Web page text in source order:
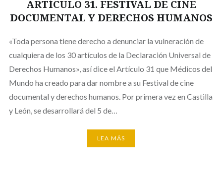
ARTÍCULO 31. FESTIVAL DE CINE
DOCUMENTAL Y DERECHOS HUMANOS
«Toda persona tiene derecho a denunciar la vulneración de
cualquiera de los 30 artículos de la Declaración Universal de
Derechos Humanos», así dice el Artículo 31 que Médicos del
Mundo ha creado para dar nombre a su Festival de cine
documental y derechos humanos. Por primera vez en Castilla
y León, se desarrollará del 5 de…
LEA MÁS